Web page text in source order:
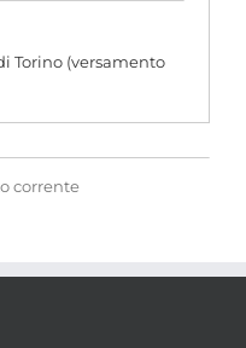
Torino (versamento
corrente